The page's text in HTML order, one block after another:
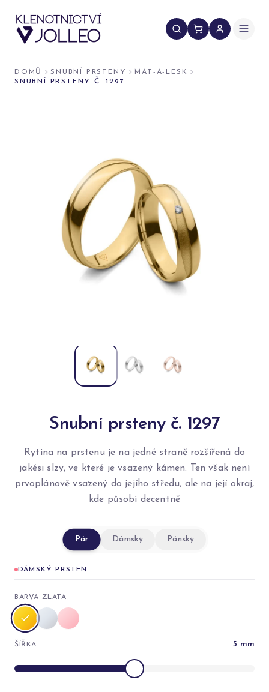
DOMŮ SNUBNÍ PRSTENY
MAT-A-LESK
SNUBNÍ PRSTENY Č. 1297
Snubní prsteny č. 1297
Rytina na prstenu je na jedné straně rozšířená do
jakési slzy, ve které je vsazený kámen. Ten však není
prvoplánově vsazený do jejího středu, ale na její okraj,
kde působí decentně
Pár Dámský Pánský
DÁMSKÝ PRSTEN
BARVA ZLATA
ŠÍŘKA 5 mm